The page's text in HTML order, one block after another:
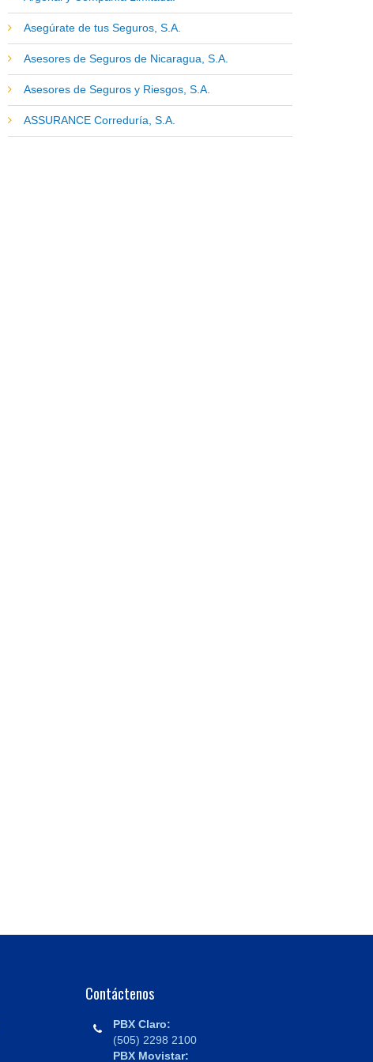
Asegúrate de tus Seguros, S.A.
Asesores de Seguros de Nicaragua, S.A.
Asesores de Seguros y Riesgos, S.A.
ASSURANCE Correduría, S.A.
Contáctenos
PBX Claro:
(505) 2298 2100
PBX Movistar: